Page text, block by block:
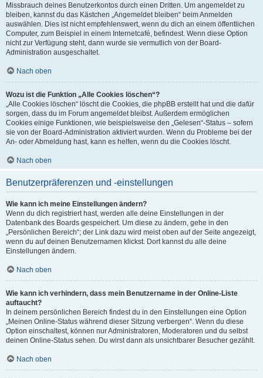
Missbrauch deines Benutzerkontos durch einen Dritten. Um angemeldet zu
bleiben, kannst du das Kästchen „Angemeldet bleiben“ beim Anmelden
auswählen. Dies ist nicht empfehlenswert, wenn du dich an einem öffentlichen
Computer, zum Beispiel in einem Internetcafé, befindest. Wenn diese Option
nicht zur Verfügung steht, dann wurde sie vermutlich von der Board-
Administration ausgeschaltet.
Nach oben
Wozu ist die Funktion „Alle Cookies löschen“?
„Alle Cookies löschen“ löscht die Cookies, die phpBB erstellt hat und die dafür
sorgen, dass du im Forum angemeldet bleibst. Außerdem ermöglichen
Cookies einige Funktionen, wie beispielsweise den „Gelesen“-Status – sofern
sie von der Board-Administration aktiviert wurden. Wenn du Probleme bei der
An- oder Abmeldung hast, kann es helfen, wenn du die Cookies löscht.
Nach oben
Benutzerpräferenzen und -einstellungen
Wie kann ich meine Einstellungen ändern?
Wenn du dich registriert hast, werden alle deine Einstellungen in der
Datenbank des Boards gespeichert. Um diese zu ändern, gehe in den
„Persönlichen Bereich“; der Link dazu wird meist oben auf der Seite angezeigt,
wenn du auf deinen Benutzernamen klickst. Dort kannst du alle deine
Einstellungen ändern.
Nach oben
Wie kann ich verhindern, dass mein Benutzername in der Online-Liste
auftaucht?
In deinem persönlichen Bereich findest du in den Einstellungen eine Option
„Meinen Online-Status während dieser Sitzung verbergen“. Wenn du diese
Option einschaltest, können nur Administratoren, Moderatoren und du selbst
deinen Online-Status sehen. Du wirst dann als unsichtbarer Besucher gezählt.
Nach oben